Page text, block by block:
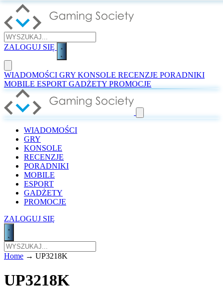
ZALOGUJ SIĘ
WIADOMOŚCI GRY KONSOLE RECENZJE PORADNIKI
MOBILE ESPORT GADŻETY PROMOCJE
WIADOMOŚCI
GRY
KONSOLE
RECENZJE
PORADNIKI
MOBILE
ESPORT
GADŻETY
PROMOCJE
ZALOGUJ SIĘ
Home → UP3218K
UP3218K